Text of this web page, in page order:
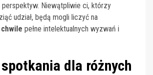
Niewątpliwie ci, którzy
udział, będą mogli liczyć na
pełne intelektualnych wyzwań i
dla różnych